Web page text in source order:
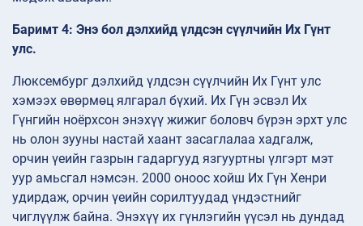
Баримт 4: Энэ бол дэлхийд үлдсэн сүүлчийн Их Гүнт
улс.
Люксембург дэлхийд үлдсэн сүүлчийн Их Гүнт улс
хэмээх өвөрмөц ялгарал бүхий. Их Гүн эсвэл Их
Гүнгийн ноёрхсон энэхүү жижиг боловч бүрэн эрхт улс
нь олон зууны настай хаант засаглалаа хадгалж,
орчин үеийн газрын гадаргууд язгууртны үлгэрт мэт
уур амьсгал нэмсэн. 2000 оноос хойш Их Гүн Хенри
удирдаж, орчин үеийн сорилтуудад үндэстнийг
чиглүүлж байна. Энэхүү их гүнлэгийн үүсэл нь дундад